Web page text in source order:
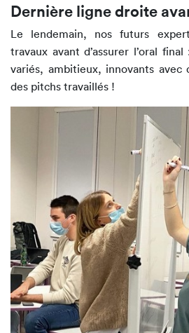
Dernière ligne droite
Le lendemain, nos futurs
travaux avant d’assurer l’oral
variés, ambitieux, innovants avec
des pitchs travaillés !